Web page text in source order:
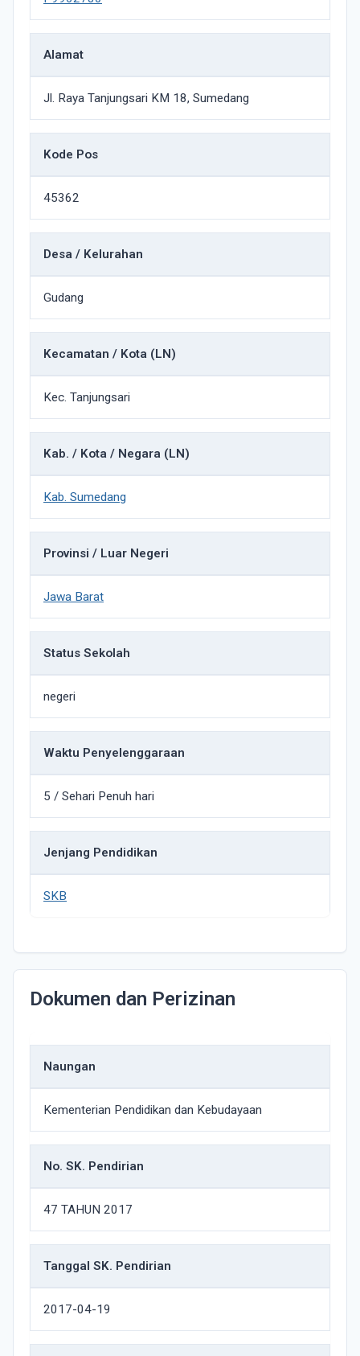
Alamat
Jl. Raya Tanjungsari KM 18, Sumedang
Kode Pos
45362
Desa / Kelurahan
Gudang
Kecamatan / Kota (LN)
Kec. Tanjungsari
Kab. / Kota / Negara (LN)
Kab. Sumedang
Provinsi / Luar Negeri
Jawa Barat
Status Sekolah
negeri
Waktu Penyelenggaraan
5 / Sehari Penuh hari
Jenjang Pendidikan
SKB
Dokumen dan Perizinan
Naungan
Kementerian Pendidikan dan Kebudayaan
No. SK. Pendirian
47 TAHUN 2017
Tanggal SK. Pendirian
2017-04-19